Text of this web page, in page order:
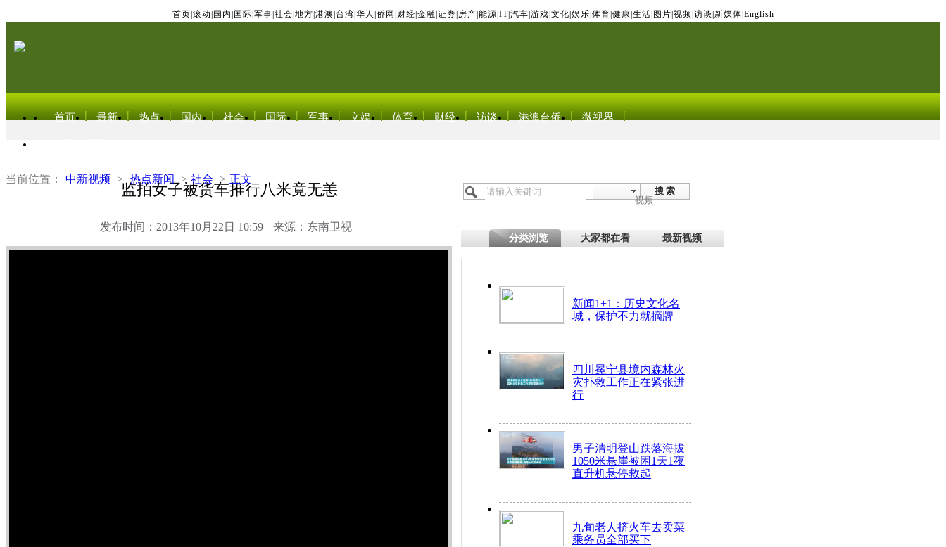
首页 滚动 国内 国际 军事 社会 地方 港澳 台湾 华人 侨网 财经 金融 证券 房产 能源 IT| 汽车 游戏 文化 娱乐 体育 健康 生活 图片 视频 访谈 新媒体 English
首页 最新 热点 国内 社会 国际 军事 文娱 体育 财经 访谈 港澳台侨 微视界
当前位置： 中新视频 > 热点新闻 > 社会 > 正文
监拍女子被货车推行八米竟无恙
发布时间：2013年10月22日 10:59 来源：东南卫视
搜 索
视频
分类浏览 大家都在看 最新视频
新闻1+1：历史文化名
城，保护不力就摘牌
四川冕宁县境内森林火
灾扑救工作正在紧张进
行
男子清明登山跌落海拔
1050米悬崖被困1天1夜
直升机悬停救起
九旬老人挤火车去卖菜
乘务员全部买下